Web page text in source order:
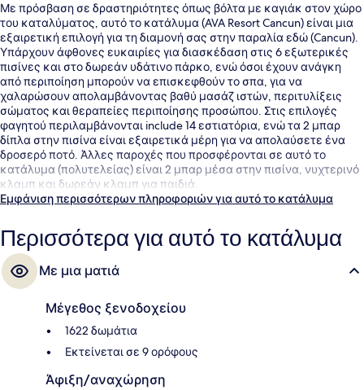
Με πρόσβαση σε δραστηριότητες όπως βόλτα με καγιάκ στον χώρο
του καταλύματος, αυτό το κατάλυμα (AVA Resort Cancun) είναι μια
εξαιρετική επιλογή για τη διαμονή σας στην παραλία εδώ (Cancun).
Υπάρχουν άφθονες ευκαιρίες για διασκέδαση στις 6 εξωτερικές
πισίνες και στο δωρεάν υδάτινο πάρκο, ενώ όσοι έχουν ανάγκη
από περιποίηση μπορούν να επισκεφθούν το σπα, για να
χαλαρώσουν απολαμβάνοντας βαθύ μασάζ ιστών, περιτυλίξεις
σώματος και θεραπείες περιποίησης προσώπου. Στις επιλογές
φαγητού περιλαμβάνονται include 14 εστιατόρια, ενώ τα 2 μπαρ
δίπλα στην πισίνα είναι εξαιρετικά μέρη για να απολαύσετε ένα
δροσερό ποτό. Άλλες παροχές που προσφέρονται σε αυτό το
κατάλυμα (πολυτελείας) είναι 2 μπαρ μέσα στην πισίνα, νυχτερινό
κλαμπ και δωρεάν κλαμπ για παιδιά.
Εμφάνιση περισσότερων πληροφοριών για αυτό το κατάλυμα
Περισσότερα για αυτό το κατάλυμα
Με μια ματιά
Μέγεθος ξενοδοχείου
1622 δωμάτια
Εκτείνεται σε 9 ορόφους
Άφιξη/αναχώρηση